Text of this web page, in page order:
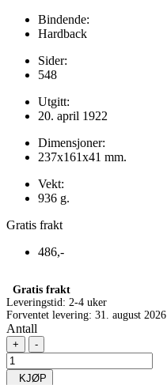
Bindende:
Hardback
Sider:
548
Utgitt:
20. april 1922
Dimensjoner:
237x161x41 mm.
Vekt:
936 g.
Gratis frakt
486,-
Gratis frakt
Leveringstid: 2-4 uker
Forventet levering: 31. august 2026
Antall
+ -
KJØP